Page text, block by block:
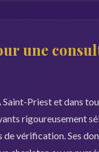
une
Priest et dans
rigoureusement
vérification. Ses